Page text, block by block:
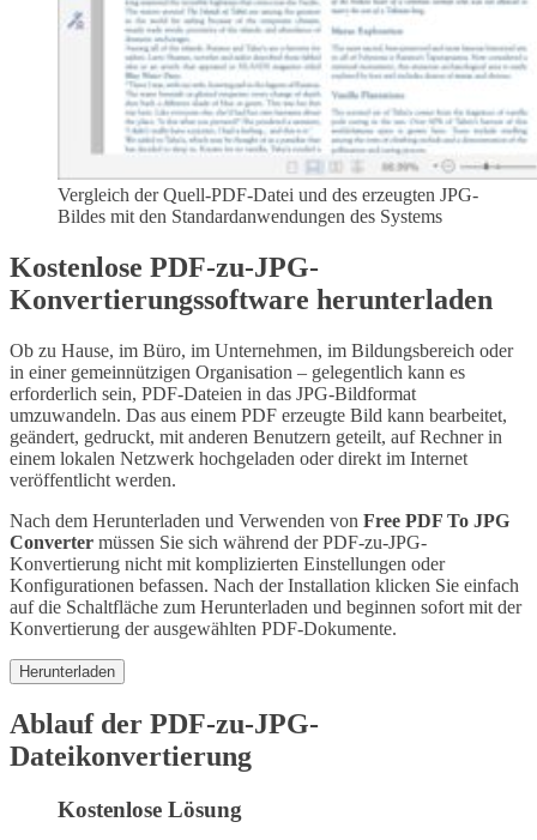
Vergleich der Quell-PDF-Datei und des erzeugten JPG-
Bildes mit den Standardanwendungen des Systems
Kostenlose PDF-zu-JPG-
Konvertierungssoftware herunterladen
Ob zu Hause, im Büro, im Unternehmen, im Bildungsbereich oder
in einer gemeinnützigen Organisation – gelegentlich kann es
erforderlich sein, PDF-Dateien in das JPG-Bildformat
umzuwandeln. Das aus einem PDF erzeugte Bild kann bearbeitet,
geändert, gedruckt, mit anderen Benutzern geteilt, auf Rechner in
einem lokalen Netzwerk hochgeladen oder direkt im Internet
veröffentlicht werden.
Nach dem Herunterladen und Verwenden von Free PDF To JPG
Converter müssen Sie sich während der PDF-zu-JPG-
Konvertierung nicht mit komplizierten Einstellungen oder
Konfigurationen befassen. Nach der Installation klicken Sie einfach
auf die Schaltfläche zum Herunterladen und beginnen sofort mit der
Konvertierung der ausgewählten PDF-Dokumente.
Herunterladen
Ablauf der PDF-zu-JPG-
Dateikonvertierung
Kostenlose Lösung